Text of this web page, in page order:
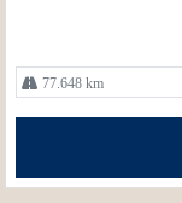
77.648 km